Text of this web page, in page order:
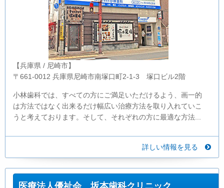
【兵庫県 / 尼崎市】
〒661-0012 兵庫県尼崎市南塚口町2-1-3 塚口ビル2階
小林歯科では、すべての方にご満足いただけるよう、画一的
は方法ではなく出来るだけ幅広い治療方法を取り入れていこ
うと考えております。そして、それぞれの方に最適な方法...
詳しい情報を見る